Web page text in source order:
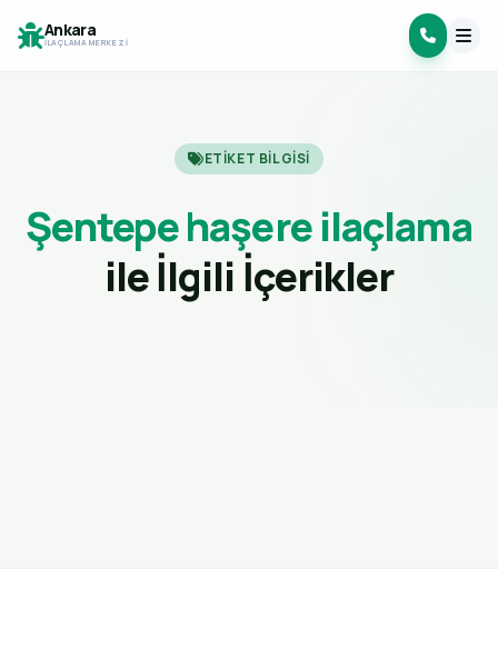
Ankara
İLAÇLAMA MERKEZI
ETIKET BILGISI
Şentepe haşere ilaçlama
ile İlgili İçerikler